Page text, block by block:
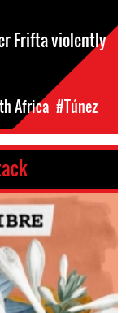
Frifta violently
Africa #Túnez